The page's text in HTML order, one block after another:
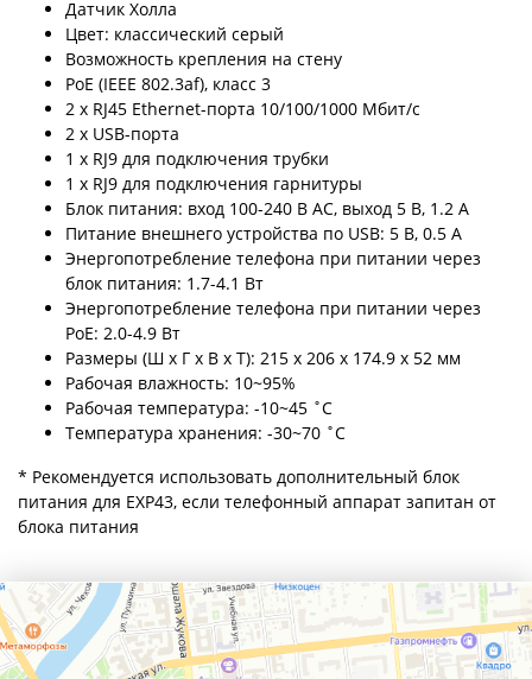
Датчик Холла
Цвет: классический серый
Возможность крепления на стену
PoE (IEEE 802.3af), класс 3
2 х RJ45 Ethernet-порта 10/100/1000 Мбит/с
2 x USB-порта
1 х RJ9 для подключения трубки
1 х RJ9 для подключения гарнитуры
Блок питания: вход 100-240 В AC, выход 5 В, 1.2 А
Питание внешнего устройства по USB: 5 B, 0.5 А
Энергопотребление телефона при питании через
блок питания: 1.7-4.1 Вт
Энергопотребление телефона при питании через
PoE: 2.0-4.9 Вт
Размеры (Ш х Г х В х Т): 215 х 206 х 174.9 х 52 мм
Рабочая влажность: 10~95%
Рабочая температура: -10~45 ˚C
Температура хранения: -30~70 ˚C
* Рекомендуется использовать дополнительный блок
питания для EXP43, если телефонный аппарат запитан от
блока питания